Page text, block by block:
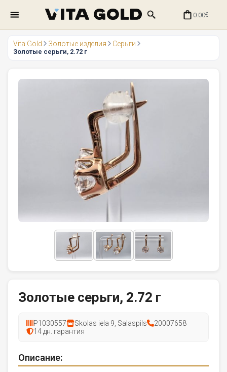
0.00€
Vita Gold Золотые изделия Серьги
Золотые серьги, 2.72 г
Золотые серьги, 2.72 г
P1030557 Skolas iela 9, Salaspils
20007658
14 дн. гарантия
Описание: